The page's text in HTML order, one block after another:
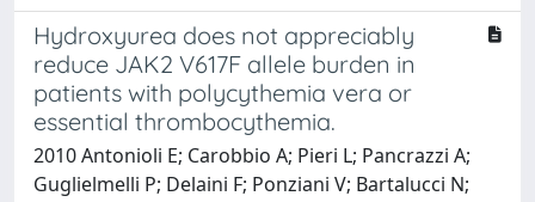
Hydroxyurea does not appreciably
reduce JAK2 V617F allele burden in
patients with polycythemia vera or
essential thrombocythemia.
2010 Antonioli E; Carobbio A; Pieri L; Pancrazzi A;
Guglielmelli P; Delaini F; Ponziani V; Bartalucci N;